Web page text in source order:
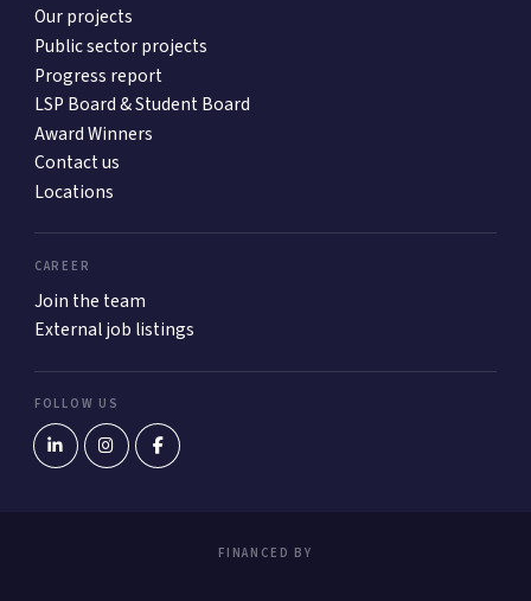
Our projects
Public sector projects
Progress report
LSP Board & Student Board
Award Winners
Contact us
Locations
CAREER
Join the team
External job listings
FOLLOW US
FINANCED BY